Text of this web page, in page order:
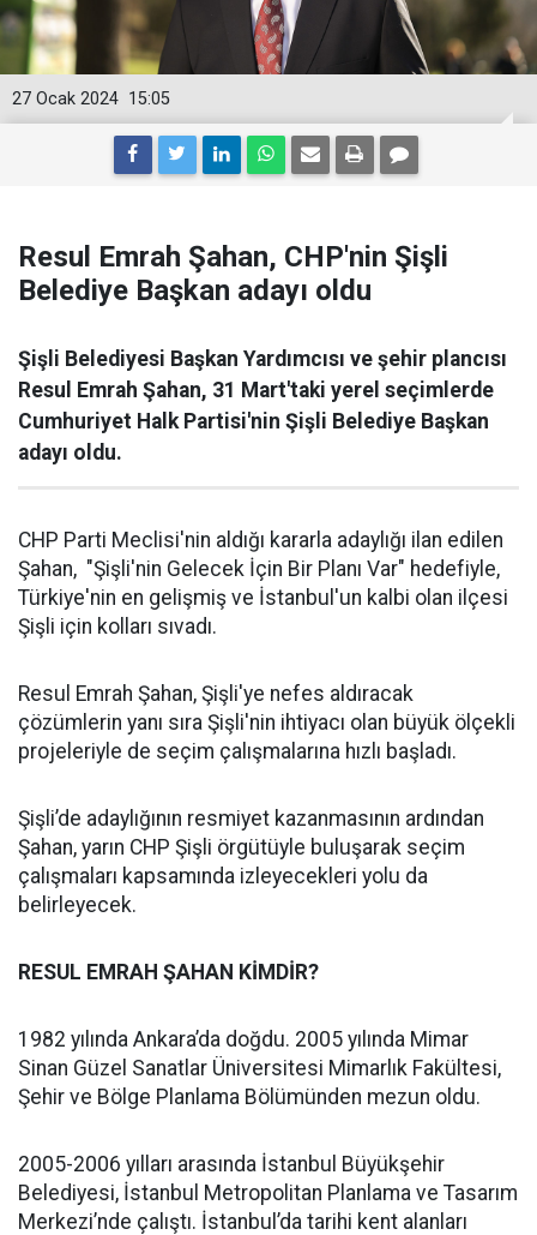
15:05
27 Ocak 2024
Resul Emrah Şahan, CHP'nin Şişli
Belediye Başkan adayı oldu
Şişli Belediyesi Başkan Yardımcısı ve şehir plancısı
Resul Emrah Şahan, 31 Mart'taki yerel seçimlerde
Cumhuriyet Halk Partisi'nin Şişli Belediye Başkan
adayı oldu.
CHP Parti Meclisi'nin aldığı kararla adaylığı ilan edilen
Şahan, "Şişli'nin Gelecek İçin Bir Planı Var" hedefiyle,
Türkiye'nin en gelişmiş ve İstanbul'un kalbi olan ilçesi
Şişli için kolları sıvadı.
Resul Emrah Şahan, Şişli'ye nefes aldıracak
çözümlerin yanı sıra Şişli'nin ihtiyacı olan büyük ölçekli
projeleriyle de seçim çalışmalarına hızlı başladı.
Şişli’de adaylığının resmiyet kazanmasının ardından
Şahan, yarın CHP Şişli örgütüyle buluşarak seçim
çalışmaları kapsamında izleyecekleri yolu da
belirleyecek.
RESUL EMRAH ŞAHAN KİMDİR?
1982 yılında Ankara’da doğdu. 2005 yılında Mimar
Sinan Güzel Sanatlar Üniversitesi Mimarlık Fakültesi,
Şehir ve Bölge Planlama Bölümünden mezun oldu.
2005-2006 yılları arasında İstanbul Büyükşehir
Belediyesi, İstanbul Metropolitan Planlama ve Tasarım
Merkezi’nde çalıştı. İstanbul’da tarihi kent alanları